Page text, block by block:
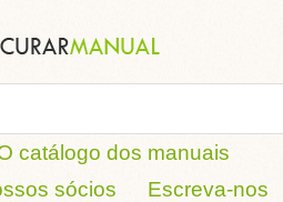
catálogo dos manuais
sócios Escreva-nos